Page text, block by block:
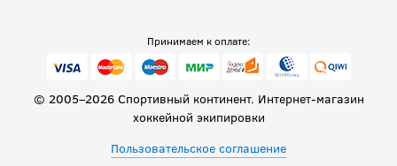
Принимаем к оплате:
© 2005–2026 Спортивный континент. Интернет-магазин
хоккейной экипировки
Пользовательское соглашение